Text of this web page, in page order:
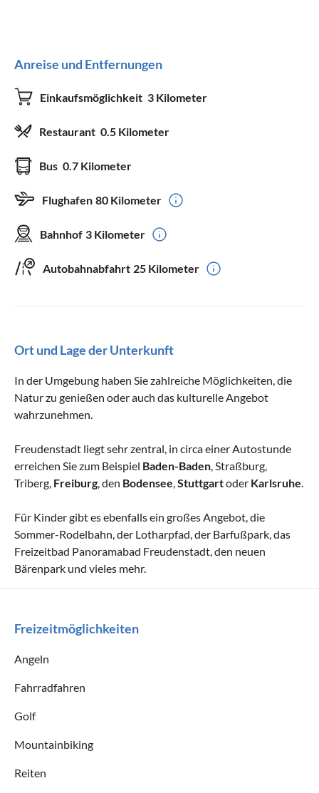
Anreise und Entfernungen
Einkaufsmöglichkeit 3 Kilometer
Restaurant 0.5 Kilometer
Bus 0.7 Kilometer
Flughafen 80 Kilometer
Bahnhof 3 Kilometer
Autobahnabfahrt 25 Kilometer
Ort und Lage der Unterkunft
In der Umgebung haben Sie zahlreiche Möglichkeiten, die
Natur zu genießen oder auch das kulturelle Angebot
wahrzunehmen.
Freudenstadt liegt sehr zentral, in circa einer Autostunde
erreichen Sie zum Beispiel Baden-Baden , Straßburg,
Triberg, Freiburg , den Bodensee Stuttgartoder Karlsruhe
Für Kinder gibt es ebenfalls ein großes Angebot, die
Sommer-Rodelbahn, der Lotharpfad, der Barfußpark, das
Freizeitbad Panoramabad Freudenstadt, den neuen
Bärenpark und vieles mehr.
Freizeitmöglichkeiten
Angeln
Fahrradfahren
Golf
Mountainbiking
Reiten